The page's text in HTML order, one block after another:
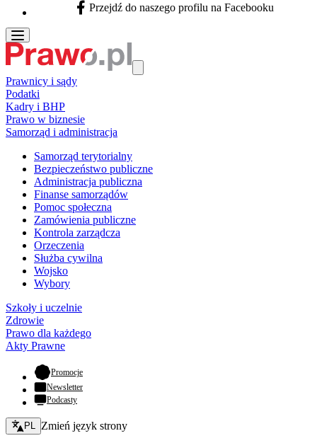
Facebook - otwiera się w nowej karcie
Przejdź do naszego profilu na Facebooku
Prawnicy i sądy
Podatki
Kadry i BHP
Prawo w biznesie
Samorząd i administracja
Samorząd terytorialny
Bezpieczeństwo publiczne
Administracja publiczna
Finanse samorządów
Pomoc społeczna
Zamówienia publiczne
Kontrola zarządcza
Orzeczenia
Służba cywilna
Wojsko
Wybory
Szkoły i uczelnie
Zdrowie
Prawo dla każdego
Akty Prawne
Promocje- otwiera się w nowej karcie
Newsletter
Podcasty
Zmień język - bieżący:
PL Zmień język strony